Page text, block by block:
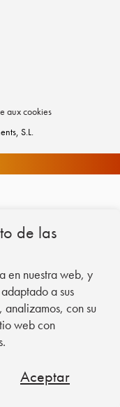
de las
en nuestra web, y
a sus
analizamos, con su
web con
Aceptar
aux cookies
S.L.